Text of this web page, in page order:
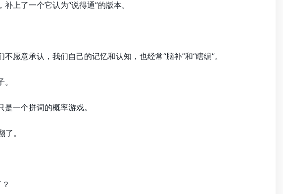
上了一个它认为“说得通”的版本。
愿意承认，我们自己的记忆和认知，也经常“脑补”和“瞎编”。
一个拼词的概率游戏。
。